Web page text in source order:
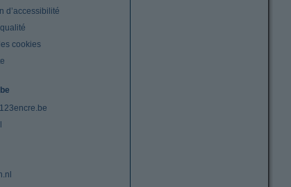
d’accessibilité
cookies